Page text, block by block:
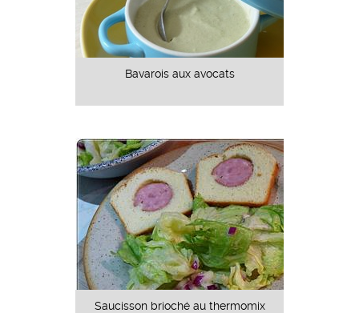
Bavarois aux avocats
Saucisson brioché au thermomix